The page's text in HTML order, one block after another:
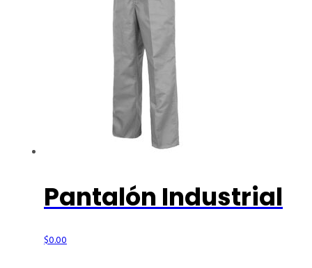
Pantalón Industrial
$0.00